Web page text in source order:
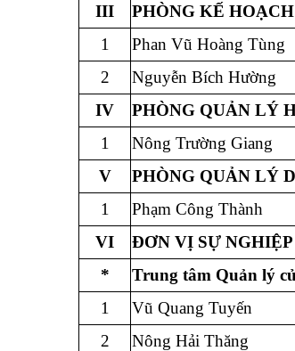
III
PHÒNG KẾ
1
Phan Vũ Hoàng Tùng
2
Nguyễn Bích Hường
IV
PHÒNG QUẢN LÝ
1
Nông Trường Giang
V
PHÒNG QUẢN LÝ
1
Phạm Công Thành
VI
ĐƠN VỊ SỰ
*
Trung tâm Quản lý
1
Vũ Quang Tuyến
2
Nông Hải Thăng